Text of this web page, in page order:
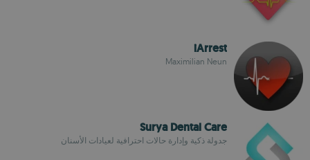
iArrest
Maximilian Neun
Surya Dental Care
جدولة ذكية وإدارة حالات احترافية لعيادات الأسنان